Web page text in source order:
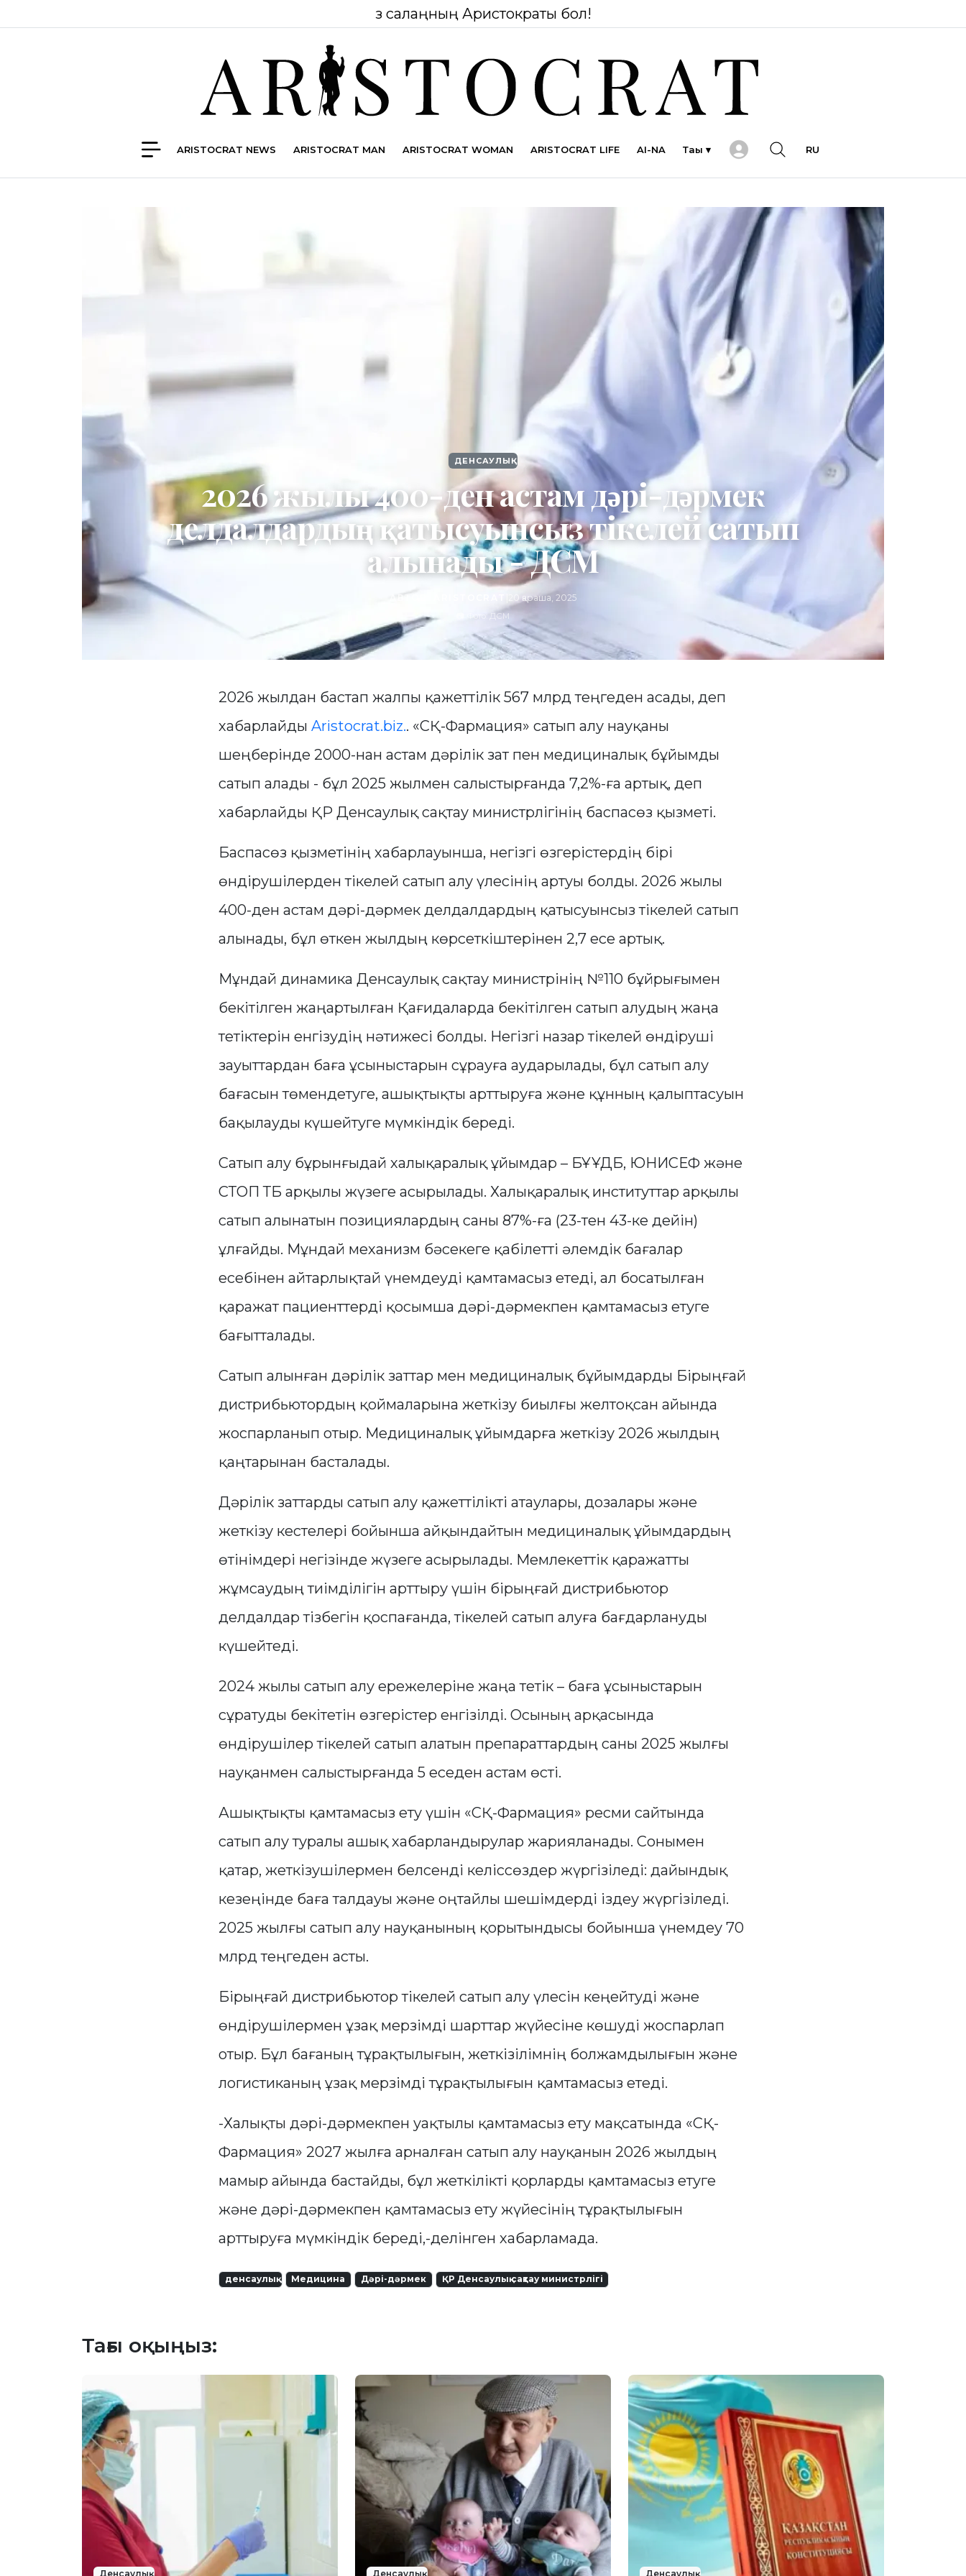
Өз салаңның Аристократы бол!
ARISTOCRAT NEWS ARISTOCRAT MAN ARISTOCRAT WOMAN ARISTOCRAT LIFE AI-NA Тағы ▾ RU
ДЕНСАУЛЫҚ
2026 жылы 400-ден астам дәрі-дәрмек
делдалдардың қатысуынсыз тікелей сатып
алынады - ДСМ
АВТОР: 20 қараша, 2025
📷 Фото: ДСМ
2026 жылдан бастап жалпы қажеттілік 567 млрд теңгеден асады, деп
хабарлайды Aristocrat.biz.. «СҚ-Фармация» сатып алу науқаны
шеңберінде 2000-нан астам дәрілік зат пен медициналық бұйымды
сатып алады - бұл 2025 жылмен салыстырғанда 7,2%-ға артық, деп
хабарлайды ҚР Денсаулық сақтау министрлігінің баспасөз қызметі.
Баспасөз қызметінің хабарлауынша, негізгі өзгерістердің бірі
өндірушілерден тікелей сатып алу үлесінің артуы болды. 2026 жылы
400-ден астам дәрі-дәрмек делдалдардың қатысуынсыз тікелей сатып
алынады, бұл өткен жылдың көрсеткіштерінен 2,7 есе артық.
Мұндай динамика Денсаулық сақтау министрінің №110 бұйрығымен
бекітілген жаңартылған Қағидаларда бекітілген сатып алудың жаңа
тетіктерін енгізудің нәтижесі болды. Негізгі назар тікелей өндіруші
зауыттардан баға ұсыныстарын сұрауға аударылады, бұл сатып алу
бағасын төмендетуге, ашықтықты арттыруға және құнның қалыптасуын
бақылауды күшейтуге мүмкіндік береді.
Сатып алу бұрынғыдай халықаралық ұйымдар – БҰҰДБ, ЮНИСЕФ және
СТОП ТБ арқылы жүзеге асырылады. Халықаралық институттар арқылы
сатып алынатын позициялардың саны 87%-ға (23-тен 43-ке дейін)
ұлғайды. Мұндай механизм бәсекеге қабілетті әлемдік бағалар
есебінен айтарлықтай үнемдеуді қамтамасыз етеді, ал босатылған
қаражат пациенттерді қосымша дәрі-дәрмекпен қамтамасыз етуге
бағытталады.
Сатып алынған дәрілік заттар мен медициналық бұйымдарды Бірыңғай
дистрибьютордың қоймаларына жеткізу биылғы желтоқсан айында
жоспарланып отыр. Медициналық ұйымдарға жеткізу 2026 жылдың
қаңтарынан басталады.
Дәрілік заттарды сатып алу қажеттілікті атаулары, дозалары және
жеткізу кестелері бойынша айқындайтын медициналық ұйымдардың
өтінімдері негізінде жүзеге асырылады. Мемлекеттік қаражатты
жұмсаудың тиімділігін арттыру үшін бірыңғай дистрибьютор
делдалдар тізбегін қоспағанда, тікелей сатып алуға бағдарлануды
күшейтеді.
2024 жылы сатып алу ережелеріне жаңа тетік – баға ұсыныстарын
сұратуды бекітетін өзгерістер енгізілді. Осының арқасында
өндірушілер тікелей сатып алатын препараттардың саны 2025 жылғы
науқанмен салыстырғанда 5 еседен астам өсті.
Ашықтықты қамтамасыз ету үшін «СҚ-Фармация» ресми сайтында
сатып алу туралы ашық хабарландырулар жарияланады. Сонымен
қатар, жеткізушілермен белсенді келіссөздер жүргізіледі: дайындық
кезеңінде баға талдауы және оңтайлы шешімдерді іздеу жүргізіледі.
2025 жылғы сатып алу науқанының қорытындысы бойынша үнемдеу 70
млрд теңгеден асты.
Бірыңғай дистрибьютор тікелей сатып алу үлесін кеңейтуді және
өндірушілермен ұзақ мерзімді шарттар жүйесіне көшуді жоспарлап
отыр. Бұл бағаның тұрақтылығын, жеткізілімнің болжамдылығын және
логистиканың ұзақ мерзімді тұрақтылығын қамтамасыз етеді.
-Халықты дәрі-дәрмекпен уақтылы қамтамасыз ету мақсатында «СҚ-
Фармация» 2027 жылға арналған сатып алу науқанын 2026 жылдың
мамыр айында бастайды, бұл жеткілікті қорларды қамтамасыз етуге
және дәрі-дәрмекпен қамтамасыз ету жүйесінің тұрақтылығын
арттыруға мүмкіндік береді,-делінген хабарламада.
денсаулық Медицина Дәрі-дәрмек ҚР Денсаулық сақтау министрлігі
Тағы оқыңыз:
Денсаулық Денсаулық Денсаулық